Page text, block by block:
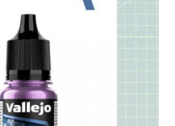
spellcheck
brightness_high
brightness_low
format_underlined הוסף
font_download סמן